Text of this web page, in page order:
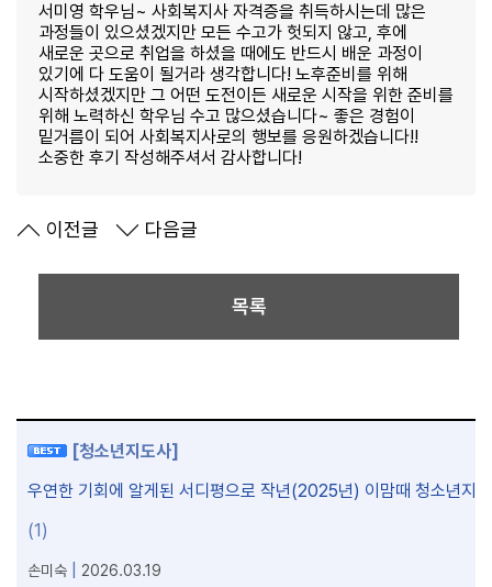
서미영 학우님~ 사회복지사 자격증을 취득하시는데 많은
과정들이 있으셨겠지만 모든 수고가 헛되지 않고, 후에
새로운 곳으로 취업을 하셨을 때에도 반드시 배운 과정이
있기에 다 도움이 될거라 생각합니다! 노후준비를 위해
시작하셨겠지만 그 어떤 도전이든 새로운 시작을 위한 준비를
위해 노력하신 학우님 수고 많으셨습니다~ 좋은 경험이
밑거름이 되어 사회복지사로의 행보를 응원하겠습니다!!
소중한 후기 작성해주셔서 감사합니다!
이전글 다음글
목록
[청소년지도사]
우연한 기회에 알게된 서디평으로 작년(2025년) 이맘때 청소년지
(1)
손미숙 2026.03.19